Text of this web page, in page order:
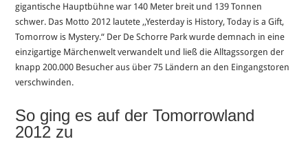
gigantische Hauptbühne war 140 Meter breit und 139 Tonnen
schwer. Das Motto 2012 lautete ,,Yesterday is History, Today is a Gift,
Tomorrow is Mystery.“ Der De Schorre Park wurde demnach in eine
einzigartige Märchenwelt verwandelt und ließ die Alltagssorgen der
knapp 200.000 Besucher aus über 75 Ländern an den Eingangstoren
verschwinden.
So ging es auf der Tomorrowland
2012 zu